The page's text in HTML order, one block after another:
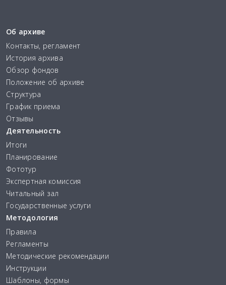
Об архиве
Контакты, регламент
История архива
Обзор фондов
Положение об архиве
Структура
График приема
Отзывы
Деятельность
Итоги
Планирование
Фототур
Экспертная комиссия
Читальный зал
Государственные услуги
Методология
Правила
Регламенты
Методические рекомендации
Инструкции
Шаблоны, формы